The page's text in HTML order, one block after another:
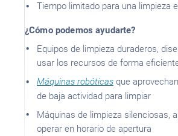
Tiempo limitado para una limpieza
¿Cómo podemos ayudarte?
Equipos de limpieza duraderos,
usar los recursos de forma
Máquinas robóticas que
de baja actividad para limpiar
Máquinas de limpieza silenciosas,
operar en horario de apertura